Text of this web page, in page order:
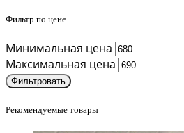
Фильтр по цене
Минимальная цена
Максимальная цена
Фильтровать
Рекомендуемые товары